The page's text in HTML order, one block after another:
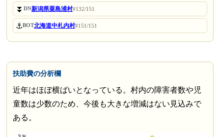
⏬DN新潟県粟島浦村#132/151
⚓BOT北海道中札内村#151/151
扶助費の分析欄
近年はほぼ横ばいとなっている。村内の障害者数や児
童数は少数のため、今後も大きな増減はない見込みで
ある。